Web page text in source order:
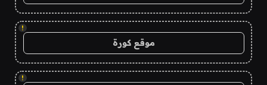
!
موقع كورة
!